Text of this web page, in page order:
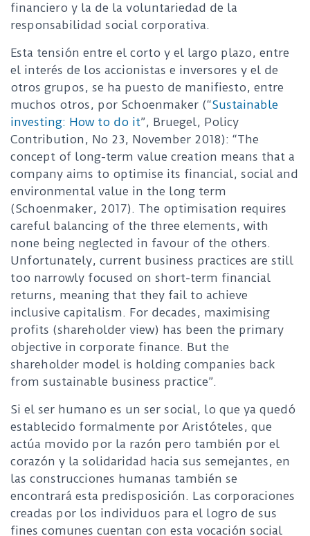
financiero y la de la voluntariedad de la
responsabilidad social corporativa.
Esta tensión entre el corto y el largo plazo, entre
el interés de los accionistas e inversores y el de
otros grupos, se ha puesto de manifiesto, entre
muchos otros, por Schoenmaker (“Sustainable
investing: How to do it”, Bruegel, Policy
Contribution, No 23, November 2018): “The
concept of long-term value creation means that a
company aims to optimise its financial, social and
environmental value in the long term
(Schoenmaker, 2017). The optimisation requires
careful balancing of the three elements, with
none being neglected in favour of the others.
Unfortunately, current business practices are still
too narrowly focused on short-term financial
returns, meaning that they fail to achieve
inclusive capitalism. For decades, maximising
profits (shareholder view) has been the primary
objective in corporate finance. But the
shareholder model is holding companies back
from sustainable business practice”.
Si el ser humano es un ser social, lo que ya quedó
establecido formalmente por Aristóteles, que
actúa movido por la razón pero también por el
corazón y la solidaridad hacia sus semejantes, en
las construcciones humanas también se
encontrará esta predisposición. Las corporaciones
creadas por los individuos para el logro de sus
fines comunes cuentan con esta vocación social